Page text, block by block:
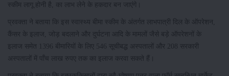
स्कीम लागू होनी है, का लाभ लेने के हकदार बन जाएंगे।
प्रवक्ता ने बताया कि इस स्वास्थ्य बीमा स्कीम के अंतर्गत लाभपात्री दिल के ऑपरेशन,
कैंसर के इलाज, जोड़ बदलाने और दुर्घटना आदि के मामलों जैसे बड़े ऑपरेशनों के
इलाज समेत 1396 बीमारियों के लिए 546 सूचीबद्ध अस्पतालों और 208 सरकारी
अस्पतालों में पाँच लाख रुपए तक का इलाज करवा सकते हैं।